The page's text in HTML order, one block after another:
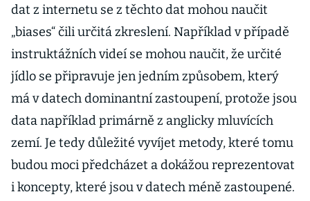
dat z internetu se z těchto dat mohou naučit
„biases“ čili určitá zkreslení. Například v případě
instruktážních videí se mohou naučit, že určité
jídlo se připravuje jen jedním způsobem, který
má v datech dominantní zastoupení, protože jsou
data například primárně z anglicky mluvících
zemí. Je tedy důležité vyvíjet metody, které tomu
budou moci předcházet a dokážou reprezentovat
i koncepty, které jsou v datech méně zastoupené.